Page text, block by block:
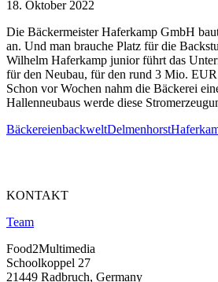
18. Oktober 2022
Die Bäckermeister Haferkamp GmbH
an. Und man brauche Platz für die
Wilhelm Haferkamp junior führt das
für den Neubau, für den rund 3 Mio.
Schon vor Wochen nahm die Bäckerei
Hallenneubaus werde diese
BäckereienbackweltDelmenhorst
KONTAKT
Team
Food2Multimedia
Schoolkoppel 27
21449 Radbruch, Germany